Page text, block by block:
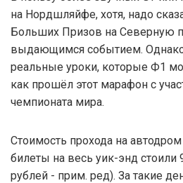
на Нордшляйфе, хотя, надо
Больших Призов на Северную
выдающимся событием.
реальные уроки, которые Ф1
как прошёл этот марафон с
чемпионата мира.
Стоимость прохода на
билеты на весь уик-энд стоили
рублей - прим. ред). За такие